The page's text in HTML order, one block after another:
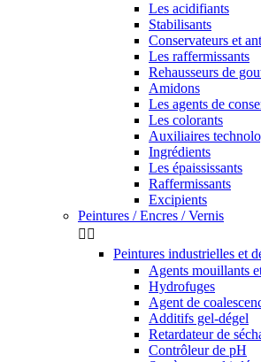
Les acidifiants
Stabilisants
Conservateurs et
Les raffermissants
Rehausseurs de
Amidons
Les agents de
Les colorants
Auxiliaires
Ingrédients
Les épaississants
Raffermissants
Excipients
Peintures / Encres / Vernis
 
Peintures industrielles et
Agents mouillants
Hydrofuges
Agent de
Additifs gel-dégel
Retardateur de
Contrôleur de pH